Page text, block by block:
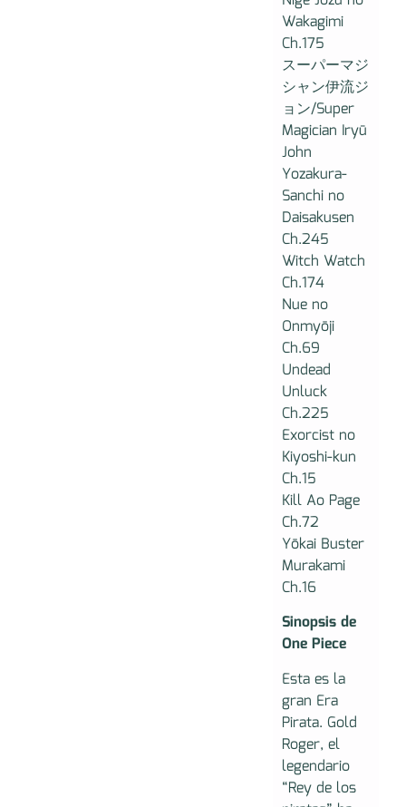
Wakagimi
Ch.175
スーパーマジ
シャン伊流ジ
ョン/Super
Magician Iryū
John
Yozakura-
Sanchi no
Daisakusen
Ch.245
Witch Watch
Ch.174
Nue no
Onmyōji
Ch.69
Undead
Unluck
Ch.225
Exorcist no
Kiyoshi-kun
Ch.15
Kill Ao Page
Ch.72
Yōkai Buster
Murakami
Ch.16
Sinopsis de
One Piece
Esta es la
gran Era
Pirata. Gold
Roger, el
legendario
“Rey de los